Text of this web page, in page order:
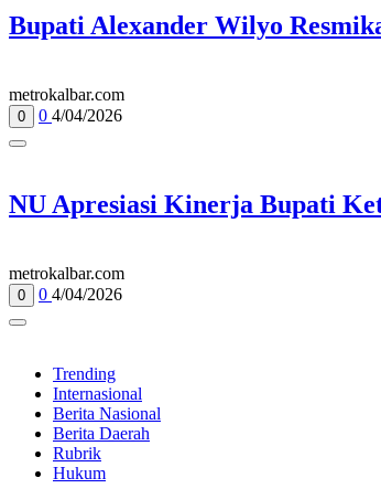
Bupati Alexander Wilyo
metrokalbar.com
0 0 4/04/2026
NU Apresiasi Kinerja Bupati
metrokalbar.com
0 0 4/04/2026
Trending
Internasional
Berita Nasional
Berita Daerah
Rubrik
Hukum